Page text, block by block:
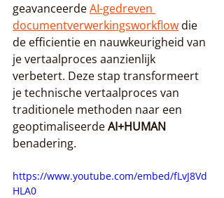
geavanceerde AI-gedreven
documentverwerkingsworkflow die
de efficientie en nauwkeurigheid van
je vertaalproces aanzienlijk
verbetert. Deze stap transformeert
je technische vertaalproces van
traditionele methoden naar een
geoptimaliseerde AI+HUMAN
benadering.
https://www.youtube.com/embed/fLvJ8Vd
HLA0